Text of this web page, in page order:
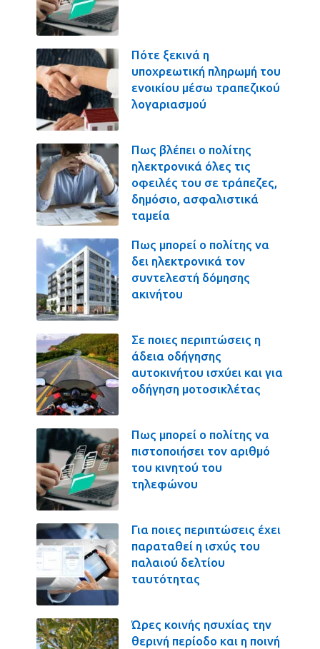
Πότε ξεκινά η
υποχρεωτική πληρωμή του
ενοικίου μέσω τραπεζικού
λογαριασμού
Πως βλέπει ο πολίτης
ηλεκτρονικά όλες τις
οφειλές του σε τράπεζες,
δημόσιο, ασφαλιστικά
ταμεία
Πως μπορεί ο πολίτης να
δει ηλεκτρονικά τον
συντελεστή δόμησης
ακινήτου
Σε ποιες περιπτώσεις η
άδεια οδήγησης
αυτοκινήτου ισχύει και για
οδήγηση μοτοσικλέτας
Πως μπορεί ο πολίτης να
πιστοποιήσει τον αριθμό
του κινητού του
τηλεφώνου
Για ποιες περιπτώσεις έχει
παραταθεί η ισχύς του
παλαιού δελτίου
ταυτότητας
Ώρες κοινής ησυχίας την
θερινή περίοδο και η ποινή